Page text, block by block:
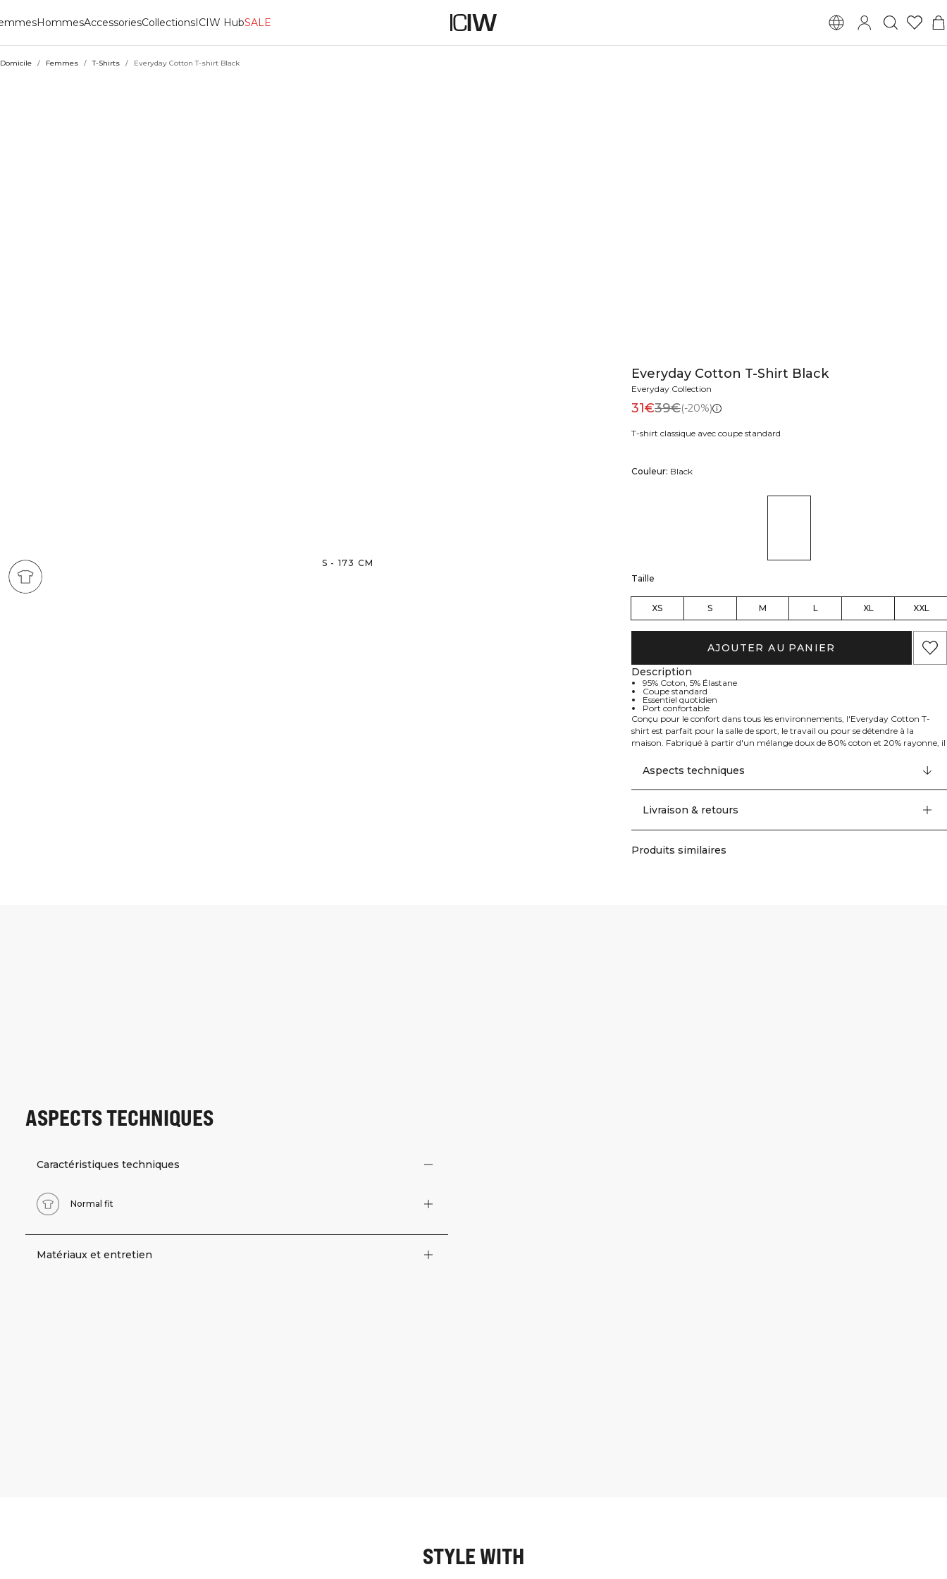
HommesAccessoriesCollectionsICIW HubSALE
Domicile / Femmes / T-Shirts / Everyday Cotton T-shirt Black
S - 173 CM
Everyday Cotton T-Shirt Black
Everyday Collection
31€39€(-20%)
T-shirt classique avec coupe standard
Couleur: Black
Taille
XS S M L XL XXL
AJOUTER AU PANIER
Description
95% Coton, 5% Élastane
Coupe standard
Essentiel quotidien
Port confortable
Conçu pour le confort dans tous les environnements, l'Everyday Cotton T-
shirt est parfait pour la salle de sport, le travail ou pour se détendre à la
maison. Fabriqué à partir d'un mélange doux de 80% coton et 20% rayonne, il
confortable.
Aspects techniques
Livraison & retours
Produits similaires
ASPECTS TECHNIQUES
Caractéristiques techniques
Normal fit
Matériaux et entretien
STYLE WITH